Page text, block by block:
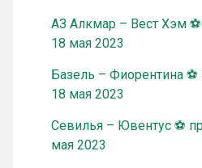
АЗ Алкмар – Вест Хэм ⚽
18 мая 2023
Базель – Фиорентина ⚽
18 мая 2023
Севилья – Ювентус ⚽
мая 2023